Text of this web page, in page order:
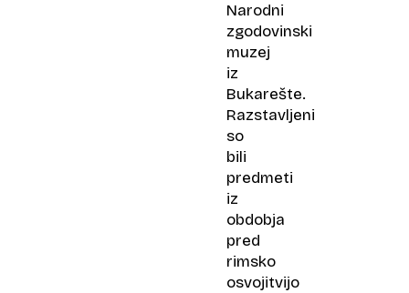
Narodni
zgodovinski
muzej
iz
Bukarešte.
Razstavljeni
so
bili
predmeti
iz
obdobja
pred
rimsko
osvojitvijo